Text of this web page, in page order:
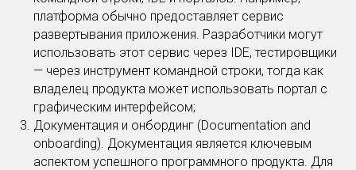
платформа обычно предоставляет сервис
развертывания приложения. Разработчики могут
использовать этот сервис через IDE, тестировщики
— через инструмент командной строки, тогда как
владелец продукта может использовать портал с
графическим интерфейсом;
Документация и онбординг (Documentation and
onboarding). Документация является ключевым
аспектом успешного программного продукта. Для